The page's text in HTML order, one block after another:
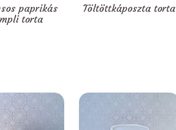
paprikás
torta
Töltöttkáposzta torta